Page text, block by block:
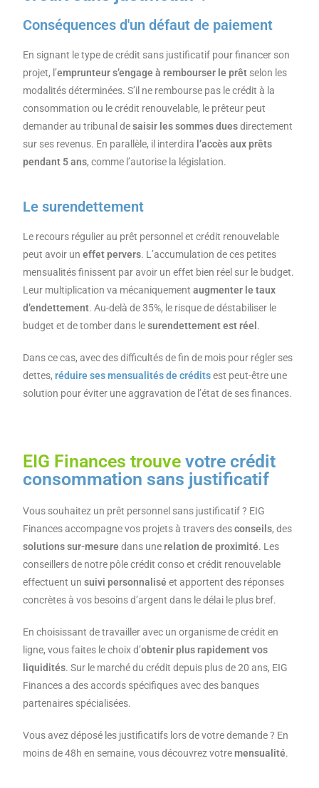
Conséquences d'un défaut de paiement
En signant le type de crédit sans justificatif pour financer son
projet, l’emprunteur s’engage à rembourser le prêt selon les
modalités déterminées. S’il ne rembourse pas le crédit à la
consommation ou le crédit renouvelable, le prêteur peut
demander au tribunal desaisir les sommes duesdirectement
sur ses revenus. En parallèle, il interdira l’accès aux prêts
pendant 5 ans, comme l’autorise la législation.
Le surendettement
Le recours régulier au prêt personnel et crédit renouvelable
peut avoir uneffet pervers. L’accumulation de ces petites
mensualités finissent par avoir un effet bien réel sur le budget.
Leur multiplication va mécaniquementaugmenter le taux
d’endettement. Au-delà de 35%, le risque de déstabiliser le
budget et de tomber dans lesurendettement est réel .
Dans ce cas, avec des difficultés de fin de mois pour régler ses
dettes,réduire ses mensualités de créditsest peut-être une
solution pour éviter une aggravation de l’état de ses finances.
EIG Finances trouvevotre crédit
consommation sans justificatif
Vous souhaitez un prêt personnel sans justificatif ? EIG
Finances accompagne vos projets à travers desconseils, des
solutions sur-mesure dans unerelation de proximité. Les
conseillers de notre pôle crédit conso et crédit renouvelable
effectuent unsuivi personnaliséet apportent des réponses
concrètes à vos besoins d’argent dans le délai le plus bref.
En choisissant de travailler avec un organisme de crédit en
ligne, vous faites le choix d’obtenir plus rapidement vos
liquidités. Sur le marché du crédit depuis plus de 20 ans, EIG
Finances a des accords spécifiques avec des banques
partenaires spécialisées.
Vous avez déposé les justificatifs lors de votre demande ? En
moins de 48h en semaine, vous découvrez votremensualité.